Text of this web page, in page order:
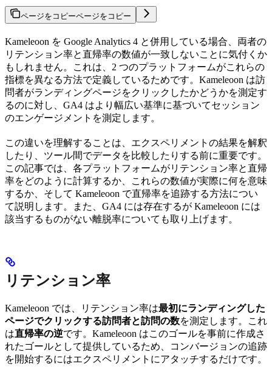
ページをコピーページをコピー
Kameleoon を Google Analytics 4 と併用している場合、両者の
リテンション率と直帰率の数値が一致しないことに気付くか
もしれません。これは、2 つのプラットフォームがこれらの
指標を異なる方法で定義しているためです。Kameleoon は訪
問者がランディングページをクリックしたかどうかを測定す
るのに対し、GA4 はより幅広い基準に基づいてセッション
のエンゲージメントを測定します。
この違いを理解することは、エクスペリメントの結果を解釈
したり、ツール間でデータを比較したりする前に重要です。
この記事では、各プラットフォームがリテンション率と直帰
率をどのように計算するか、これらの数値が実際に何を意味
するか、そして Kameleoon で直帰率を追跡する方法につい
て説明します。また、GA4 には存在するが Kameleoon には
該当するものがない離脱率についても取り上げます。
リテンション率
Kameleoon では、リテンション率は最初にランディングした
ページでクリックする訪問者と訪問の数を測定します。これ
は直帰率の逆です。Kameleoon はこのゴールを事前に作成さ
れたゴールとして提供しているため、コンバージョンの追跡
を開始するにはエクスペリメントにアタッチするだけです。